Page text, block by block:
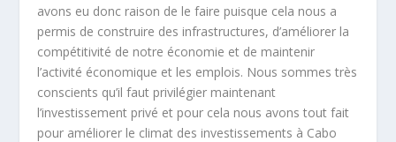
avons eu donc raison de le faire puisque cela nous a
permis de construire des infrastructures, d’améliorer la
compétitivité de notre économie et de maintenir
l’activité économique et les emplois. Nous sommes très
conscients qu’il faut privilégier maintenant
l’investissement privé et pour cela nous avons tout fait
pour améliorer le climat des investissements à Cabo